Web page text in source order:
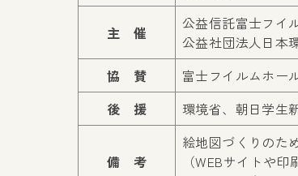
主 催
公益信託富士フイ
公益社団法人日本
協 賛
富士フイルムホー
後 援
環境省、朝日学生
備 考
絵地図づくりのた
（WEBサイトや